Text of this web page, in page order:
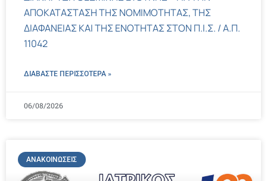
ΑΠΟΚΑΤΑΣΤΑΣΗ ΤΗΣ ΝΟΜΙΜΟΤΗΤΑΣ, ΤΗΣ
ΔΙΑΦΑΝΕΙΑΣ ΚΑΙ ΤΗΣ ΕΝΟΤΗΤΑΣ ΣΤΟΝ Π.Ι.Σ. / Α.Π.
11042
ΔΙΑΒΑΣΤΕ ΠΕΡΙΣΣΌΤΕΡΑ »
06/08/2026
ΑΝΑΚΟΙΝΏΣΕΙΣ